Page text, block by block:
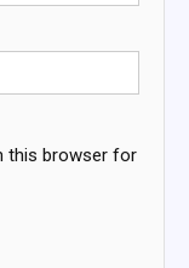
this browser for